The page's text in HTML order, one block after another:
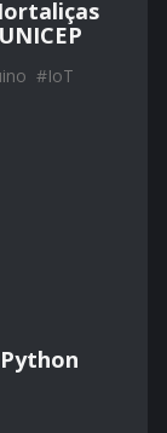
#IoT